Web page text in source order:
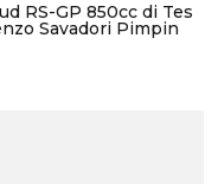
RS-GP 850cc di Tes
Savadori Pimpin